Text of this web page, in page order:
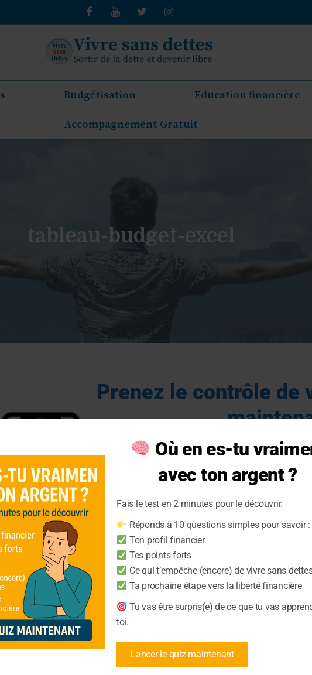
Budgétisation Education financière
Accompagnement Gratuit
tableau-budget-excel
Prenez le contrôle de
Obtenez gratuitement notre outil
Qui vous aidera à
Suivi précis des revenus et dépenses.
Planification intelligente pour économiser
Contrôle total sur votre situation financière.
Name
Votre prénom
Email
Où en es-tu
avec ton argent ?
Fais le test en 2 minutes pour le découvrir.
Réponds à 10 questions simples pour savoir :
Ton profil financier
Tes points forts
Ce qui t’empêche (encore) de vivre sans
Ta prochaine étape vers la liberté financière
Tu vas être surpris(e) de ce que tu vas
toi.
Lancer le quiz maintenant